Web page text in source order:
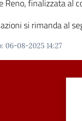
Reno, finalizzata al
si rimanda al
: 06-08-2025 14:27